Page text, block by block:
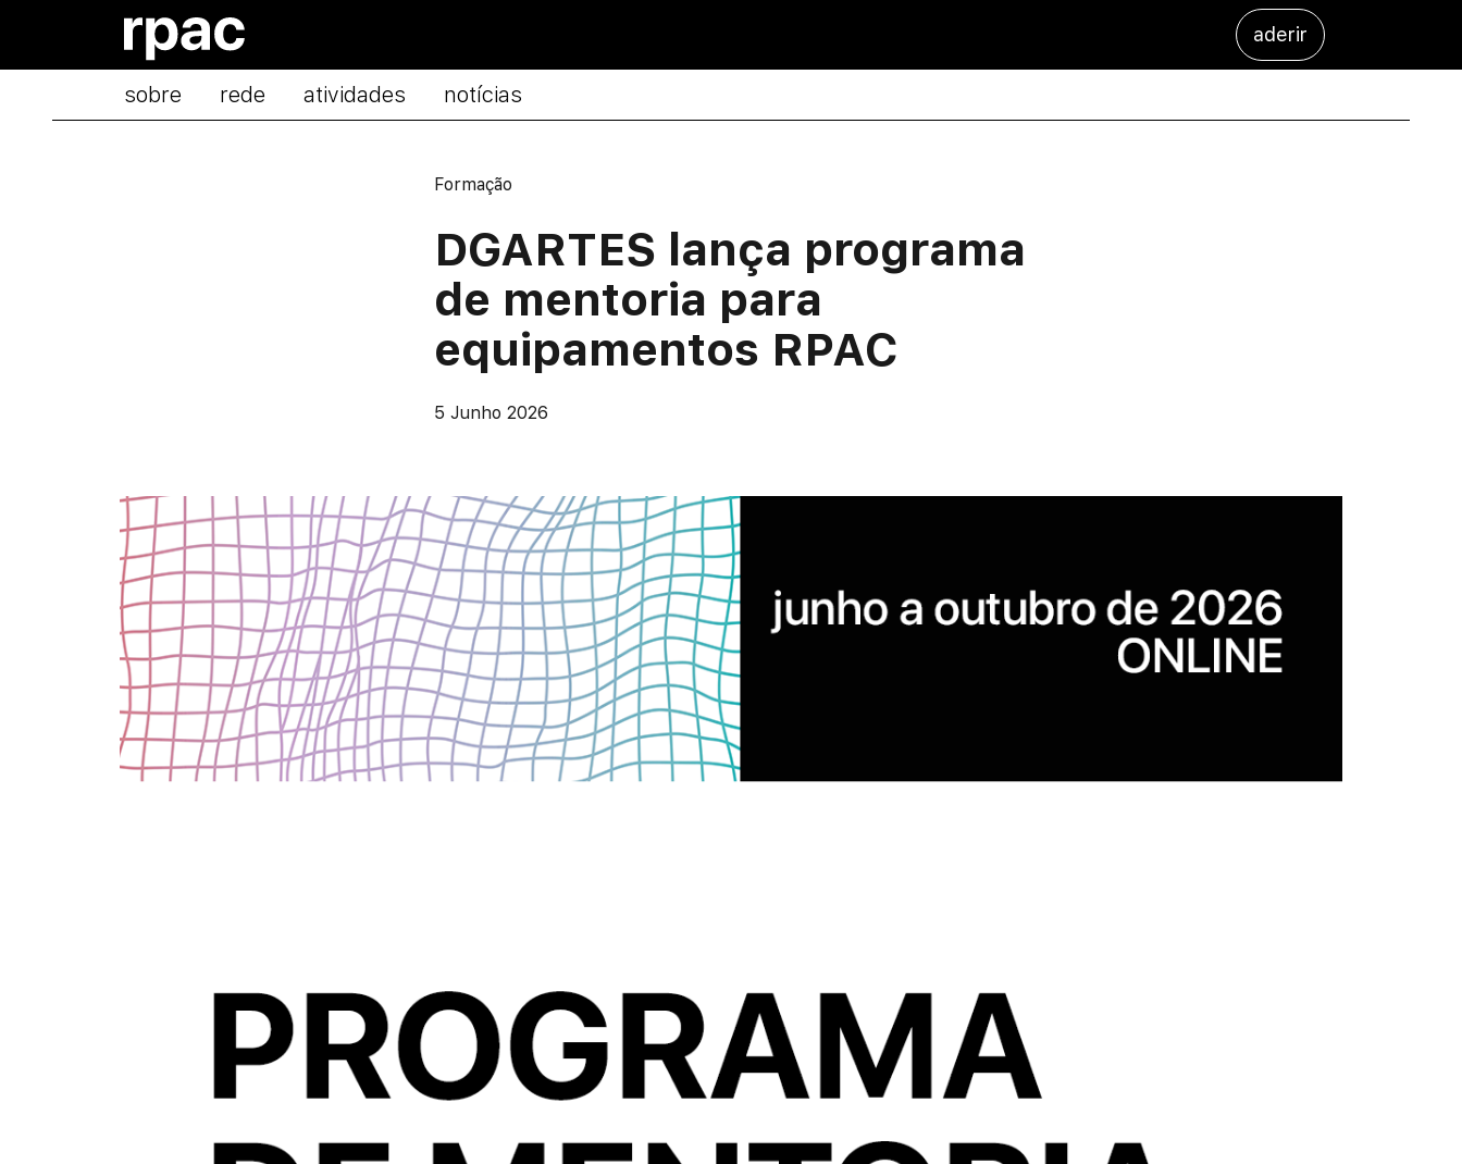
aderir
sobre rede atividades notícias
Formação
DGARTES lança programa
de mentoria para
equipamentos RPAC
5 Junho 2026